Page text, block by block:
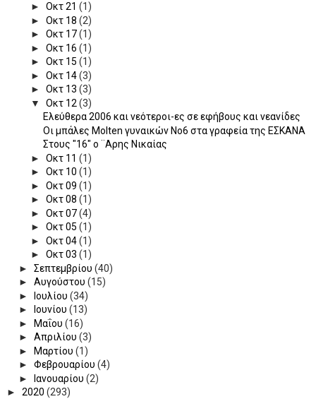
► Οκτ 21 (1)
► Οκτ 18 (2)
► Οκτ 17(1)
► Οκτ 16 (1)
► Οκτ 15 (1)
► Οκτ 14(3)
► Οκτ 13 (3)
▼ Οκτ 12 (3)
Ελεύθερα 2006 και νεότεροι-ες σε εφήβους και νεανίδες
Οι μπάλες Molten γυναικών Νο6 στα γραφεία της ΕΣΚΑΝΑ
Στους "16" ο ¨Αρης Νικαίας
► Οκτ 11 (1)
► Οκτ 10 (1)
► Οκτ 09 (1)
► Οκτ 08 (1)
► Οκτ 07(4)
► Οκτ 05 (1)
► Οκτ 04(1)
► Οκτ 03 (1)
► Σεπτεμβρίου (40)
► Αυγούστου (15)
►
Ιουλίου (34)
►
Ιουνίου (13)
►
Μαΐου (16)
► Απριλίου (3)
►
Μαρτίου (1)
► Φεβρουαρίου (4)
►
Ιανουαρίου (2)
► 2020 (293)